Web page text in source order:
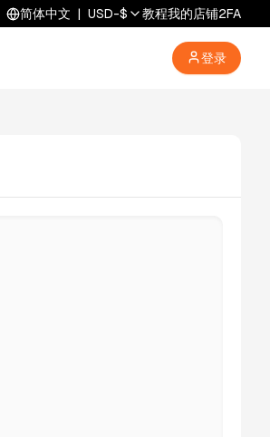
简体中文 | USD-$ 教程我的店铺2FA
登录